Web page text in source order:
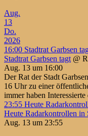
Aug.
13
Do.
2026
16:00 Stadtrat Garbsen
Stadtrat Garbsen tagt @
Aug. 13 um 16:00
Der Rat der Stadt
16 Uhr zu einer
immer haben
23:55 Heute
Heute Radarkontrollen in
Aug. 13 um 23:55